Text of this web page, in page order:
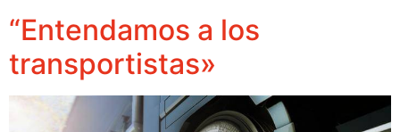
“Entendamos a los
transportistas»